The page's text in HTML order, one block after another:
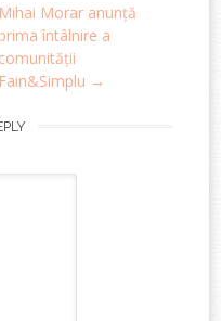
Mihai Morar anunță
prima întâlnire a
comunității
Fain&Simplu →